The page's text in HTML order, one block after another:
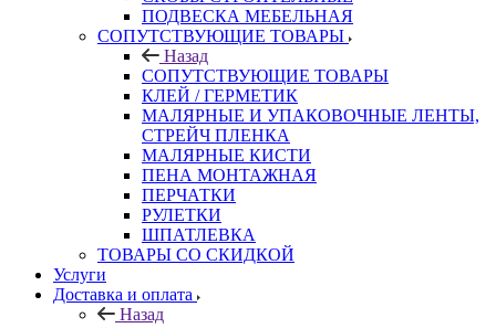
ПОДВЕСКА МЕБЕЛЬНАЯ
СОПУТСТВУЮЩИЕ ТОВАРЫ
Назад
СОПУТСТВУЮЩИЕ ТОВАРЫ
КЛЕЙ / ГЕРМЕТИК
МАЛЯРНЫЕ И УПАКОВОЧНЫЕ ЛЕНТЫ,
СТРЕЙЧ ПЛЕНКА
МАЛЯРНЫЕ КИСТИ
ПЕНА МОНТАЖНАЯ
ПЕРЧАТКИ
РУЛЕТКИ
ШПАТЛЕВКА
ТОВАРЫ СО СКИДКОЙ
Услуги
Доставка и оплата
Назад